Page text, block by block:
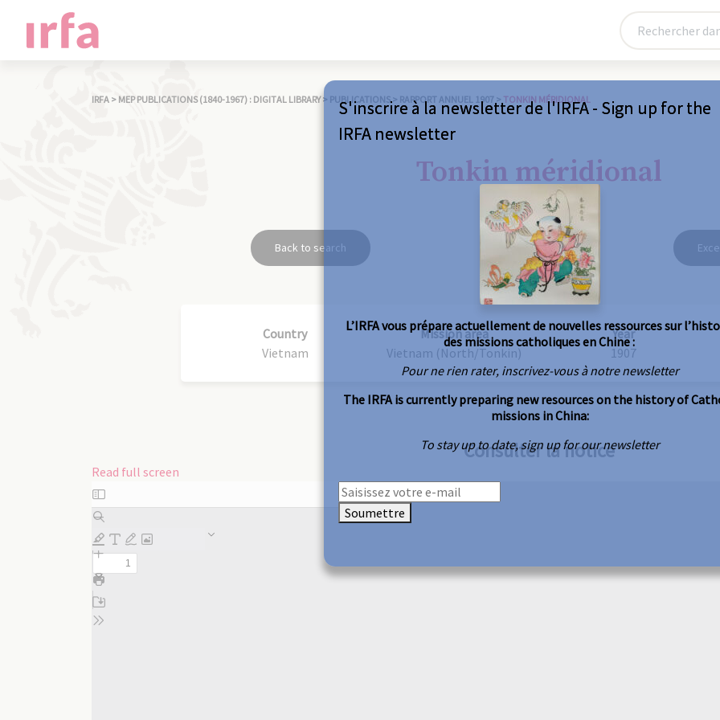
IRFA > MEP PUBLICATIONS (1840-1967) : DIGITAL LIBRARY > PUBLICATIONS > RAPPORT ANNUEL 1907 > TONKIN MÉRIDIONAL
Tonkin méridional
Back to search
Country
Vietnam
Mission area
Vietnam (North/Tonkin)
Year
1907
Consulter la notice
Read full screen
Skip
to
PDF
content
S'inscrire à la newsletter de l'IRFA - Sign up for the
IRFA newsletter
L’IRFA vous prépare actuellement de nouvelles ressources sur
des missions catholiques en Chine :
Pour ne rien rater, inscrivez-vous à notre newsletter
The IRFA is currently preparing new resources on the history of
missions in China:
To stay up to date, sign up for our newsletter
Soumettre